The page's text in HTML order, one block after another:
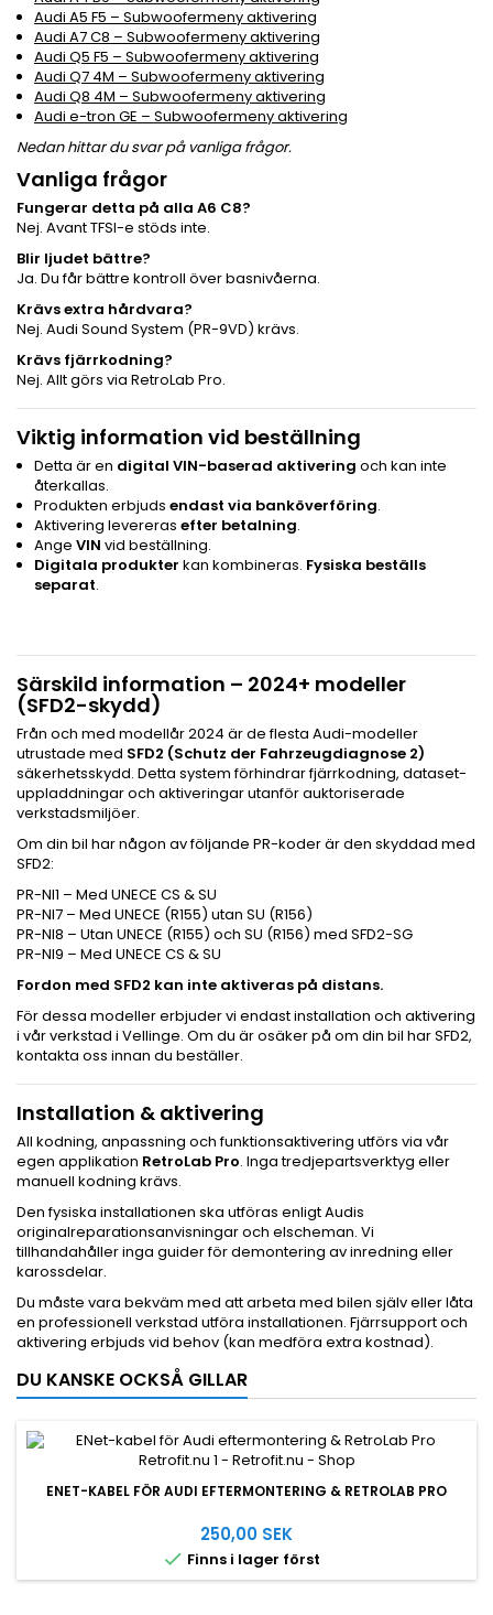
Audi A5 F5 – Subwoofermeny aktivering
Audi A7 C8 – Subwoofermeny aktivering
Audi Q5 F5 – Subwoofermeny aktivering
Audi Q7 4M – Subwoofermeny aktivering
Audi Q8 4M – Subwoofermeny aktivering
Audi e-tron GE – Subwoofermeny aktivering
Nedan hittar du svar på vanliga frågor.
Vanliga frågor
Fungerar detta på alla A6 C8?
Nej. Avant TFSI-e stöds inte.
Blir ljudet bättre?
Ja. Du får bättre kontroll över basnivåerna.
Krävs extra hårdvara?
Nej. Audi Sound System (PR-9VD) krävs.
Krävs fjärrkodning?
Nej. Allt görs via RetroLab Pro.
Viktig information vid beställning
Detta är en digital VIN-baserad aktivering och kan inte
återkallas.
Produkten erbjuds endast via banköverföring.
Aktivering levereras efter betalning.
Ange VIN vid beställning.
Digitala produkter kan kombineras. Fysiska beställs
separat.
Särskild information – 2024+ modeller
(SFD2-skydd)
Från och med modellår 2024 är de flesta Audi-modeller
utrustade med SFD2 (Schutz der Fahrzeugdiagnose 2)
säkerhetsskydd. Detta system förhindrar fjärrkodning, dataset-
uppladdningar och aktiveringar utanför auktoriserade
verkstadsmiljöer.
Om din bil har någon av följande PR-koder är den skyddad med
SFD2:
PR-NI1 – Med UNECE CS & SU
PR-NI7 – Med UNECE (R155) utan SU (R156)
PR-NI8 – Utan UNECE (R155) och SU (R156) med SFD2-SG
PR-NI9 – Med UNECE CS & SU
Fordon med SFD2 kan inte aktiveras på distans.
För dessa modeller erbjuder vi endast installation och aktivering
i vår verkstad i Vellinge. Om du är osäker på om din bil har SFD2,
kontakta oss innan du beställer.
Installation & aktivering
All kodning, anpassning och funktionsaktivering utförs via vår
egen applikation RetroLab Pro. Inga tredjepartsverktyg eller
manuell kodning krävs.
Den fysiska installationen ska utföras enligt Audis
originalreparationsanvisningar och elscheman. Vi
tillhandahåller inga guider för demontering av inredning eller
karossdelar.
Du måste vara bekväm med att arbeta med bilen själv eller låta
en professionell verkstad utföra installationen. Fjärrsupport och
aktivering erbjuds vid behov (kan medföra extra kostnad).
DU KANSKE OCKSÅ GILLAR
ENET-KABEL FÖR AUDI EFTERMONTERING & RETROLAB PRO
250,00 SEK
 Finns i lager först